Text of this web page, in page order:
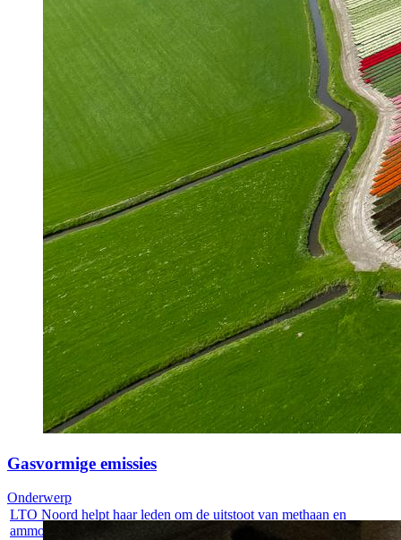
Gasvormige emissies
LTO Noord helpt haar leden om de uitstoot van methaan en
ammoniak op een...
Onderwerp